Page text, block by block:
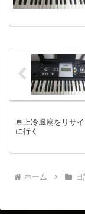
卓上冷風扇をリサ
に行く
ホーム